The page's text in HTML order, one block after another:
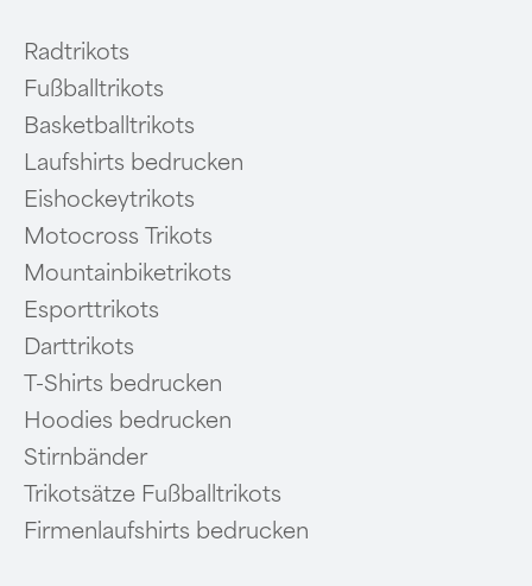
Radtrikots
Fußballtrikots
Basketballtrikots
Laufshirts bedrucken
Eishockeytrikots
Motocross Trikots
Mountainbiketrikots
Esporttrikots
Darttrikots
T-Shirts bedrucken
Hoodies bedrucken
Stirnbänder
Trikotsätze Fußballtrikots
Firmenlaufshirts bedrucken